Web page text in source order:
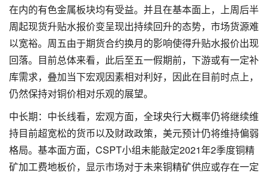
在内的有色金属板块均有受益。并且在基本面上，上周后半
周起现货升贴水报价变呈现出持续回升的态势，市场货源难
以宽裕。周五由于期货合约换月的影响使得升贴水报价出现
回落。目前总体来看，此后至五一假期前，下游或有一定补
库需求，叠加当下宏观因素相对利好，因此在目前时点上，
仍然保持对铜价相对乐观的展望。
中长期：中长线看，宏观方面，全球央行大概率仍将继续维
持目前超宽松的货币以及财政政策，美元预计仍将维持偏弱
格局。基本面方面，CSPT小组未能敲定2021年2季度铜精
矿加工费地板价，显示市场对于未来铜精矿供应或存在一定